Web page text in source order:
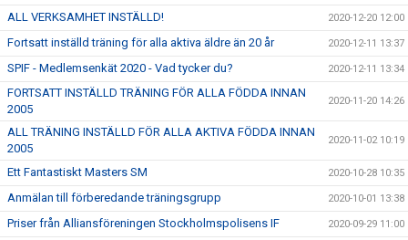
ALL VERKSAMHET INSTÄLLD! 2020-12-20 12:00
Fortsatt inställd träning för alla aktiva äldre än 20 år 2020-12-11 13:37
SPIF - Medlemsenkät 2020 - Vad tycker du? 2020-12-11 13:34
FORTSATT INSTÄLLD TRÄNING FÖR ALLA FÖDDA INNAN
2005
2020-11-20 14:26
ALL TRÄNING INSTÄLLD FÖR ALLA AKTIVA FÖDDA INNAN
2005
2020-11-02 10:19
Ett Fantastiskt Masters SM 2020-10-28 10:35
Anmälan till förberedande träningsgrupp 2020-10-01 13:38
Priser från Alliansföreningen Stockholmspolisens IF 2020-09-29 11:00